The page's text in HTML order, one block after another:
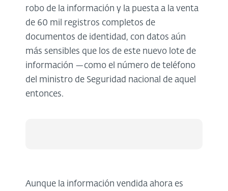
robo de la información y la puesta a la venta
de 60 mil registros completos de
documentos de identidad, con datos aún
más sensibles que los de este nuevo lote de
información —como el número de teléfono
del ministro de Seguridad nacional de aquel
entonces.
Aunque la información vendida ahora es